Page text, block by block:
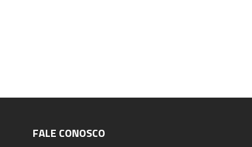
FALE CONOSCO